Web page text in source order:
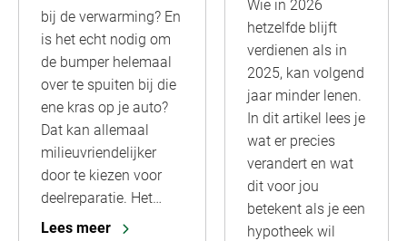
bij de verwarming? En
is het echt nodig om
de bumper helemaal
over te spuiten bij die
ene kras op je auto?
Dat kan allemaal
milieuvriendelijker
door te kiezen voor
deelreparatie. Het…
Lees meer
Wie in 2026
hetzelfde blijft
verdienen als in
2025, kan volgend
jaar minder lenen.
In dit artikel lees je
wat er precies
verandert en wat
dit voor jou
betekent als je een
hypotheek wil